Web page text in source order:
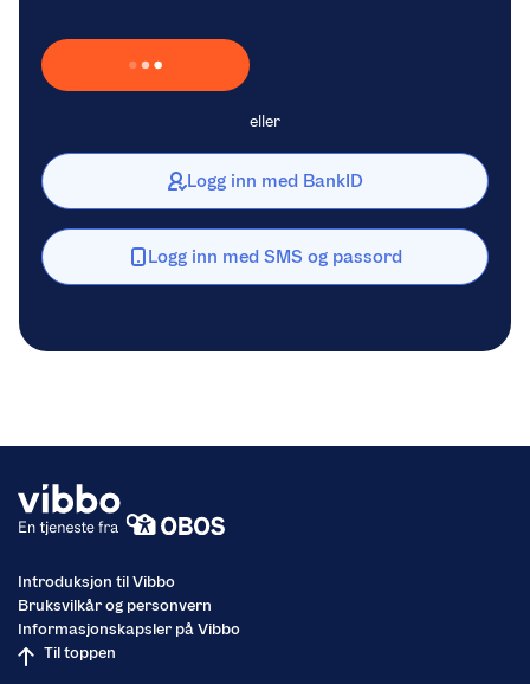
Laster inn Vipps …
eller
Logg inn med BankID
Logg inn med SMS og passord
Introduksjon til Vibbo
Bruksvilkår og personvern
Informasjonskapsler på Vibbo
Til toppen